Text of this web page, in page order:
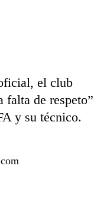
el club
falta de respeto”
y su técnico.